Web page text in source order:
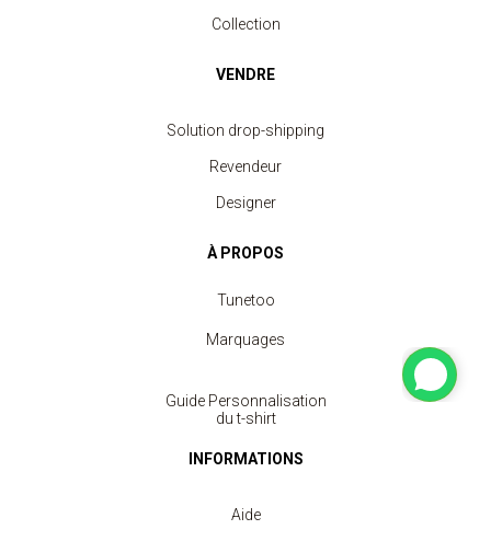
Collection
VENDRE
Solution drop-shipping
Revendeur
Designer
À PROPOS
Tunetoo
Marquages
Guide Personnalisation
du t-shirt
INFORMATIONS
Aide